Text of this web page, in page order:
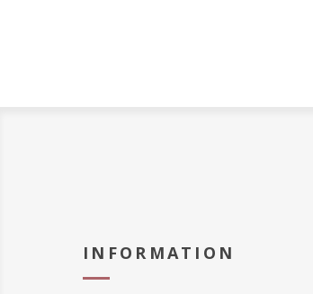
INFORMATION